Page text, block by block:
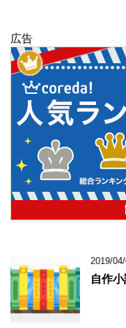
広告
2019/
自作